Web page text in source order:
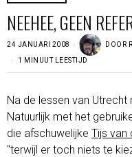
NEEHEE, GEEN
24 JANUARI 2008 DOOR
1 MINUUT LEESTIJD
Na de lessen van Utrecht
Natuurlijk met het
die afschuwelijke Tijs van
"terwijl er toch niets te